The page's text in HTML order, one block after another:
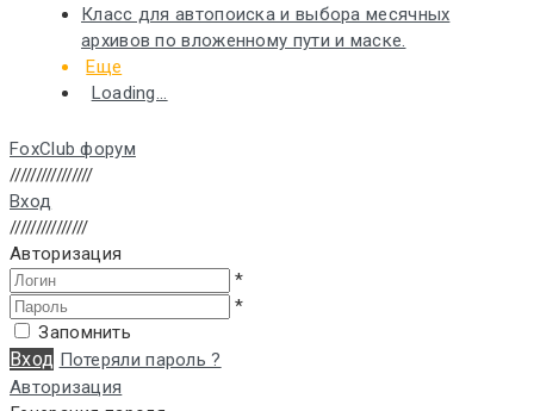
Класс для автопоиска и выбора месячных
архивов по вложенному пути и маске.
Еще
Loading...
FoxClub форум
////////////////
Вход
///////////////
Авторизация
*
*
Запомнить
Вход Потеряли пароль ?
Авторизация